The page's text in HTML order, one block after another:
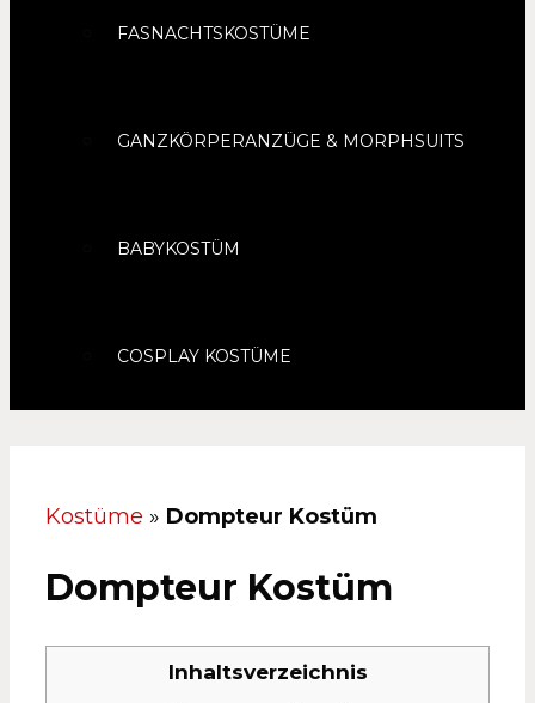
FASNACHTSKOSTÜME
GANZKÖRPERANZÜGE & MORPHSUITS
BABYKOSTÜM
COSPLAY KOSTÜME
Kostüme » Dompteur Kostüm
Dompteur Kostüm
Inhaltsverzeichnis